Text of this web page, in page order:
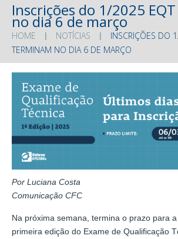
Inscrições do 1/2025
no dia 6 de março
HOME NOTÍCIAS
INSCRIÇÕES DO
TERMINAM NO DIA 6 DE MARÇO
Por Luciana Costa
Comunicação CFC
Na próxima semana, termina o prazo para
primeira edição do Exame de Qualificação